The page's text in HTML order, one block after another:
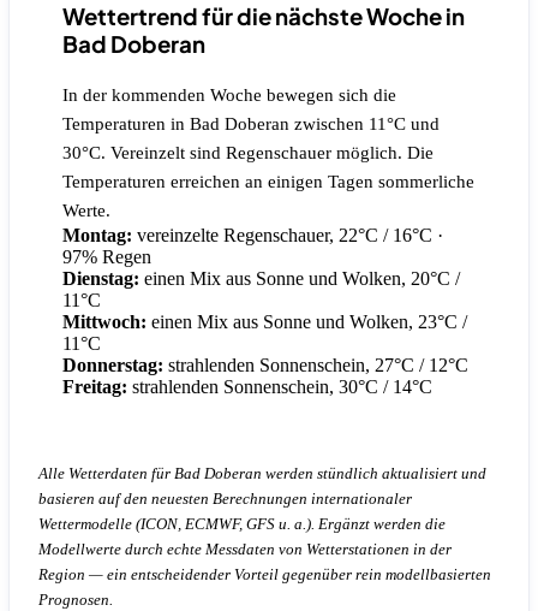
Wettertrend für die nächste Woche in
Bad Doberan
In der kommenden Woche bewegen sich die
Temperaturen in Bad Doberan zwischen 11°C und
30°C. Vereinzelt sind Regenschauer möglich. Die
Temperaturen erreichen an einigen Tagen sommerliche
Werte.
Montag: vereinzelte Regenschauer, 22°C / 16°C ·
97% Regen
Dienstag: einen Mix aus Sonne und Wolken, 20°C /
11°C
Mittwoch: einen Mix aus Sonne und Wolken, 23°C /
11°C
Donnerstag: strahlenden Sonnenschein, 27°C / 12°C
Freitag: strahlenden Sonnenschein, 30°C / 14°C
Alle Wetterdaten für Bad Doberan werden stündlich aktualisiert und
basieren auf den neuesten Berechnungen internationaler
Wettermodelle (ICON, ECMWF, GFS u. a.). Ergänzt werden die
Modellwerte durch echte Messdaten von Wetterstationen in der
Region — ein entscheidender Vorteil gegenüber rein modellbasierten
Prognosen.